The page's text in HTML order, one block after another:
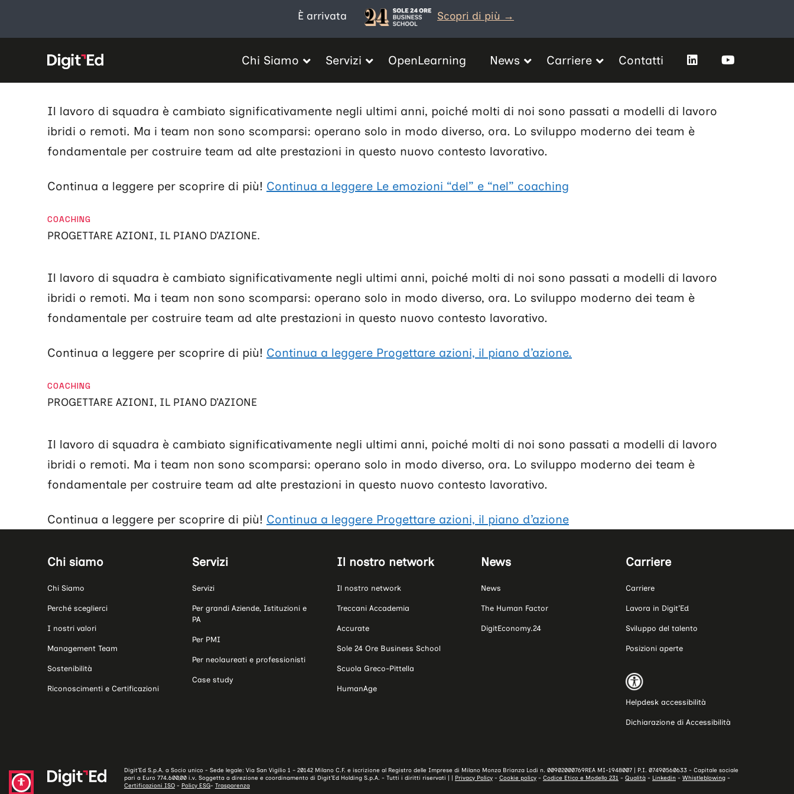
È arrivata Scopri di più →
Chi Siamo Servizi OpenLearning News Carriere Contatti
COACHING
LE EMOZIONI “DEL” E “NEL” COACHING
Il lavoro di squadra è cambiato significativamente negli ultimi anni, poiché molti di noi sono passati a modelli di lavoro
ibridi o remoti. Ma i team non sono scomparsi: operano solo in modo diverso, ora. Lo sviluppo moderno dei team è
fondamentale per costruire team ad alte prestazioni in questo nuovo contesto lavorativo.
Continua a leggere per scoprire di più! Continua a leggere Le emozioni “del” e “nel” coaching
CATEGORIE
COACHING
PROGETTARE AZIONI, IL PIANO D’AZIONE.
Il lavoro di squadra è cambiato significativamente negli ultimi anni, poiché molti di noi sono passati a modelli di lavoro
ibridi o remoti. Ma i team non sono scomparsi: operano solo in modo diverso, ora. Lo sviluppo moderno dei team è
fondamentale per costruire team ad alte prestazioni in questo nuovo contesto lavorativo.
Continua a leggere per scoprire di più! Continua a leggere Progettare azioni, il piano d’azione.
CATEGORIE
COACHING
PROGETTARE AZIONI, IL PIANO D’AZIONE
Il lavoro di squadra è cambiato significativamente negli ultimi anni, poiché molti di noi sono passati a modelli di lavoro
ibridi o remoti. Ma i team non sono scomparsi: operano solo in modo diverso, ora. Lo sviluppo moderno dei team è
fondamentale per costruire team ad alte prestazioni in questo nuovo contesto lavorativo.
Continua a leggere per scoprire di più! Continua a leggere Progettare azioni, il piano d’azione
Chi siamo
Chi Siamo
Perché sceglierci
I nostri valori
Management Team
Sostenibilità
Riconoscimenti e Certificazioni
Servizi
Servizi
Per grandi Aziende, Istituzioni e
PA
Per PMI
Per neolaureati e professionisti
Case study
Il nostro network
Il nostro network
Treccani Accademia
Accurate
Sole 24 Ore Business School
Scuola Greco-Pittella
HumanAge
News
News
The Human Factor
DigitEconomy.24
Carriere
Carriere
Lavora in Digit’Ed
Sviluppo del talento
Posizioni aperte
Helpdesk accessibilità
Dichiarazione di Accessibilità
Digit’Ed S.p.A. a Socio unico - Sede legale: Via San Vigilio 1 – 20142 Milano C.F. e iscrizione al Registro delle Imprese di Milano Monza Brianza Lodi n. 00902000769REA MI-1948007 | P.I. 07490560633 - Capitale sociale
pari a Euro 774.600,00 i.v. Soggetta a direzione e coordinamento di Digit’Ed Holding S.p.A. - Tutti i diritti riservati | | Privacy Policy - Cookie policy - Codice Etico e Modello 231 - Qualità - Linkedin - Whistleblowing -
Certificazioni ISO - Policy ESG- Trasparenza